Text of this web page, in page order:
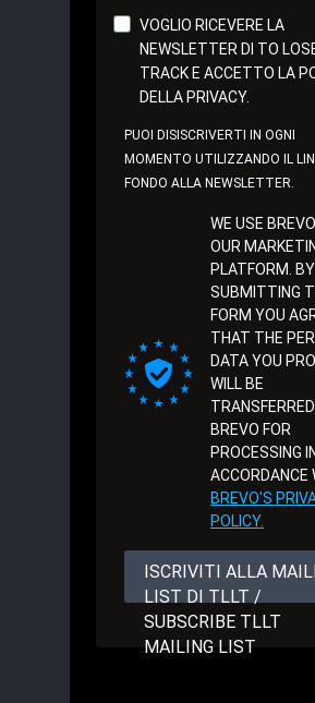
VOGLIO RICEVERE LA
NEWSLETTER DI TO
TRACK E ACCETTO LA
DELLA PRIVACY.
PUOI DISISCRIVERTI IN OGNI
MOMENTO UTILIZZANDO IL
FONDO ALLA NEWSLETTER.
WE USE
OUR
PLATFORM. BY
SUBMITTING
FORM YOU
THAT THE
DATA YOU
WILL BE
BREVO FOR
PROCESSING IN
ACCORDANCE
BREVO'S
POLICY.
ISCRIVITI ALLA
LIST DI TLLT /
SUBSCRIBE TLLT
MAILING LIST